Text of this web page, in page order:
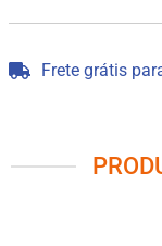
Frete grátis